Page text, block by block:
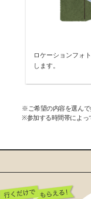
ロケーションフォ
します。
※ご希望の内容を選んで
※参加する時間帯によっ